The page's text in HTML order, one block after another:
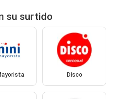
su surtido
Disco